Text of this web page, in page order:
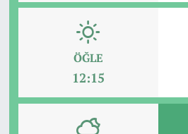
ÖĞLE
12:15